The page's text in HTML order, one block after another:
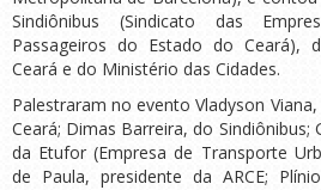
Sindiônibus (Sindicato das
Passageiros do Estado do Ceará),
Ceará e do Ministério das Cidades.
Palestraram no evento Vladyson
Ceará; Dimas Barreira, do Sindiônibus;
da Etufor (Empresa de Transporte
de Paula, presidente da ARCE;